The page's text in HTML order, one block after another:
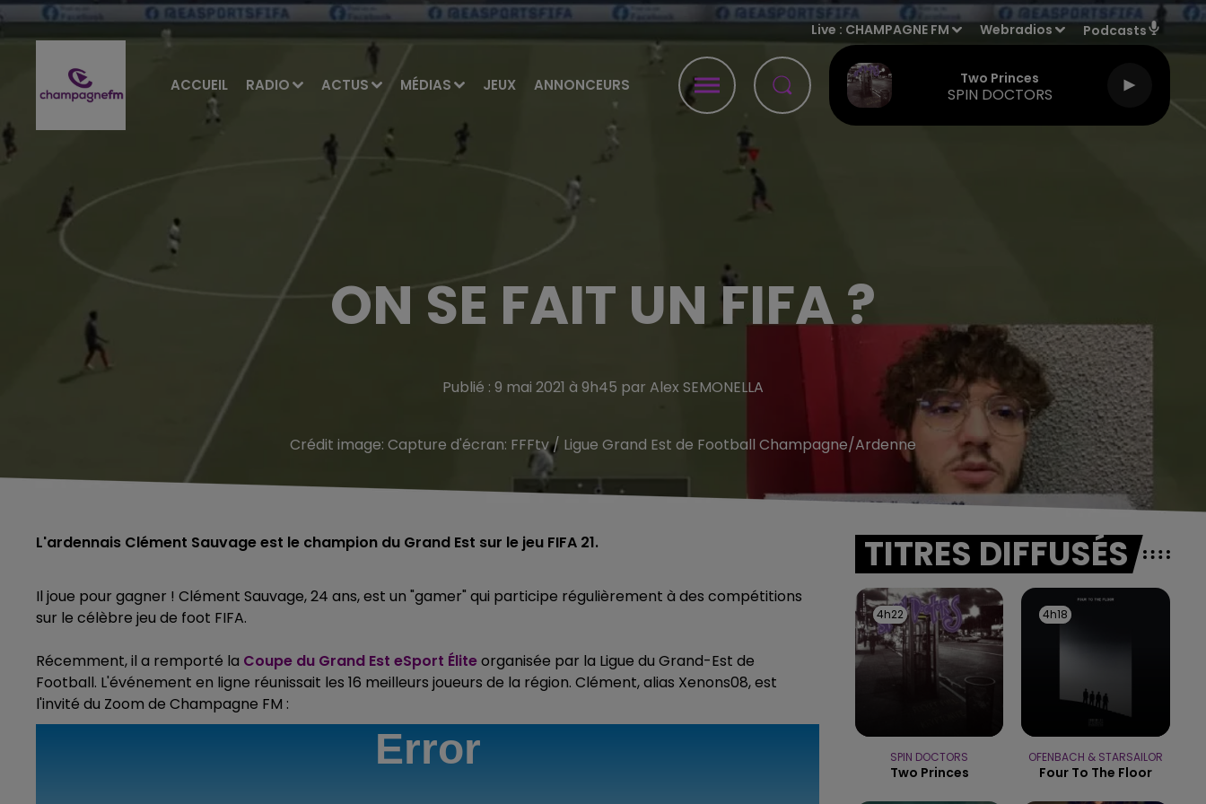
ACCUEIL RADIO ACTUS MÉDIAS JEUX ANNONCEURS
Live : CHAMPAGNE FM Webradios Podcasts
Two Princes
SPIN DOCTORS
ON SE FAIT UN FIFA ?
Publié : 9 mai 2021 à 9h45 par Alex SEMONELLA
Crédit image: Capture d'écran: FFFtv / Ligue Grand Est de Football Champagne/Ardenne
L'ardennais Clément Sauvage est le champion du Grand Est sur le jeu FIFA 21.
Il joue pour gagner ! Clément Sauvage, 24 ans, est un "gamer" qui participe régulièrement à des compétitions
sur le célèbre jeu de foot FIFA.
Récemment, il a remporté la Coupe du Grand Est eSport Éliteorganisée par la Ligue du Grand-Est de
Football. L'événement en ligne réunissait les 16 meilleurs joueurs de la région. Clément, alias Xenons08, est
l'invité du Zoom de Champagne FM :
TITRES DIFFUSÉS
4h22
4h22
SPIN DOCTORS
Two Princes
4h18
4h18
OFENBACH & STARSAILOR
Four To The Floor